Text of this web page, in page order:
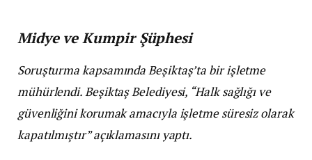
Midye ve Kumpir Şüphesi
Soruşturma kapsamında Beşiktaş’ta bir işletme
mühürlendi. Beşiktaş Belediyesi, “Halk sağlığı ve
güvenliğini korumak amacıyla işletme süresiz olarak
kapatılmıştır” açıklamasını yaptı.